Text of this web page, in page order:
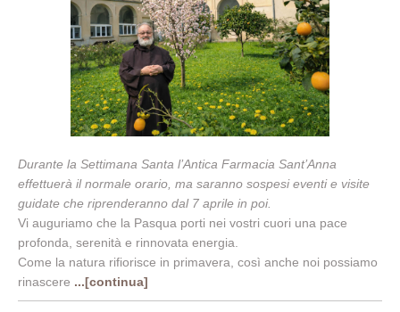
Durante la Settimana Santa l’Antica Farmacia Sant’Anna
effettuerà il normale orario, ma saranno sospesi eventi e visite
guidate che riprenderanno dal 7 aprile in poi.
Vi auguriamo che la Pasqua porti nei vostri cuori una pace
profonda, serenità e rinnovata energia.
Come la natura rifiorisce in primavera, così anche noi possiamo
rinascere ...[continua]